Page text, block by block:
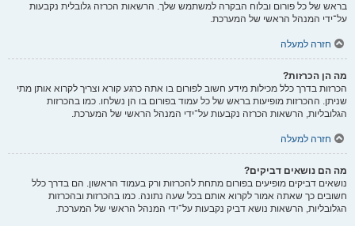
בראש של כל פורום ובלוח הבקרה למשתמש שלך. הרשאות הכרזה גלובלית נקבעות
על־ידי המנהל הראשי של המערכת.
חזרה למעלה
מה הן הכרזות?
הכרזות בדרך כלל מכילות מידע חשוב לפורום בו אתה כרגע קורא וצריך לקרוא אותן מתי
שניתן. ההכרזות מופיעות בראש של כל עמוד בפורום בו הן נשלחו. כמו בהכרזות
הגלובליות, הרשאות הכרזה נקבעות על־ידי המנהל הראשי של המערכת.
חזרה למעלה
מה הם נושאים דביקים?
נושאים דביקים מופיעים בפורום מתחת להכרזות ורק בעמוד הראשון. הם בדרך כלל
חשובים כך שאתה אמור לקרוא אותם בכל שעה נתונה. כמו בהכרזות ובהכרזות
הגלובליות, הרשאות נושא דביק נקבעות על־ידי המנהל הראשי של המערכת.